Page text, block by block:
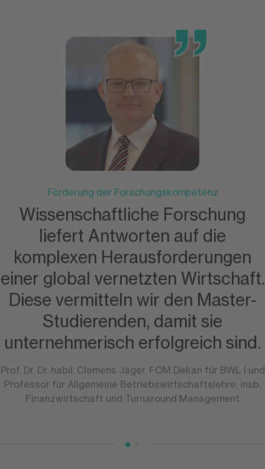
Förderung der Forschungskompetenz
Wissenschaftliche Forschung
liefert Antworten auf die
komplexen Herausforderungen
einer global vernetzten Wirtschaft.
Diese vermitteln wir den Master-
Studierenden, damit sie
unternehmerisch erfolgreich sind.
Prof. Dr. Dr. habil. Clemens Jäger, FOM Dekan für BWL I und
Professor für Allgemeine Betriebswirtschaftslehre, insb.
Finanzwirtschaft und Turnaround Management